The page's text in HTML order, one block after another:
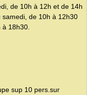
de 10h à 12h et de 14h
de 10h à 12h30
à 18h30.
sup 10 pers.sur